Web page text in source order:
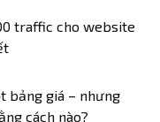
traffic cho website
bảng giá – nhưng
cách nào?